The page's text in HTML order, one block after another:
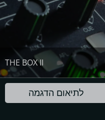
THE BOX II
לתיאום הדגמה